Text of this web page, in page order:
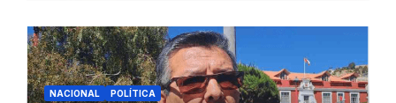
NACIONAL POLÍTICA